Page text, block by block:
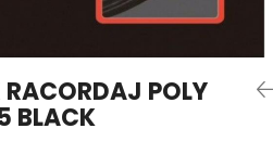
POLY
BLACK